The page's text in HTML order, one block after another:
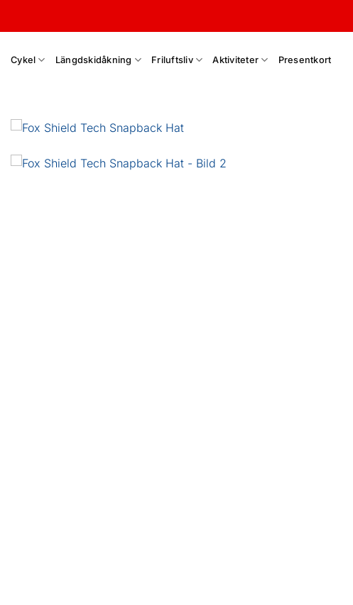
Cykel Längdskidåkning Friluftsliv Aktiviteter Presentkort